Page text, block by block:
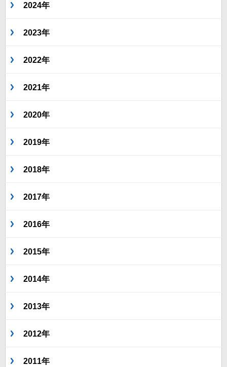
2024年
2023年
2022年
2021年
2020年
2019年
2018年
2017年
2016年
2015年
2014年
2013年
2012年
2011年